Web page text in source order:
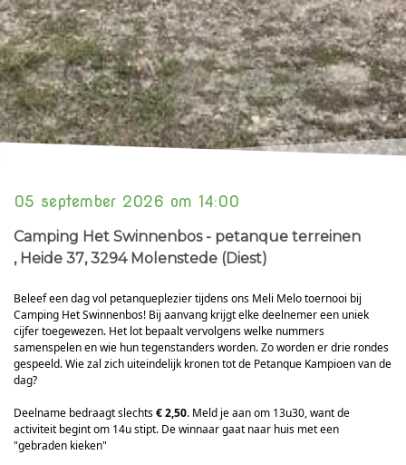
05 september 2026 om 14:00
Camping Het Swinnenbos - petanque terreinen
, Heide 37, 3294 Molenstede (Diest)
Beleef een dag vol petanqueplezier tijdens ons Meli Melo toernooi bij
Camping Het Swinnenbos! Bij aanvang krijgt elke deelnemer een uniek
cijfer toegewezen. Het lot bepaalt vervolgens welke nummers
samenspelen en wie hun tegenstanders worden. Zo worden er drie rondes
gespeeld. Wie zal zich uiteindelijk kronen tot de Petanque Kampioen van de
dag?
Deelname bedraagt slechts€ 2,50. Meld je aan om 13u30, want de
activiteit begint om 14u stipt. De winnaar gaat naar huis met een
"gebraden kieken"